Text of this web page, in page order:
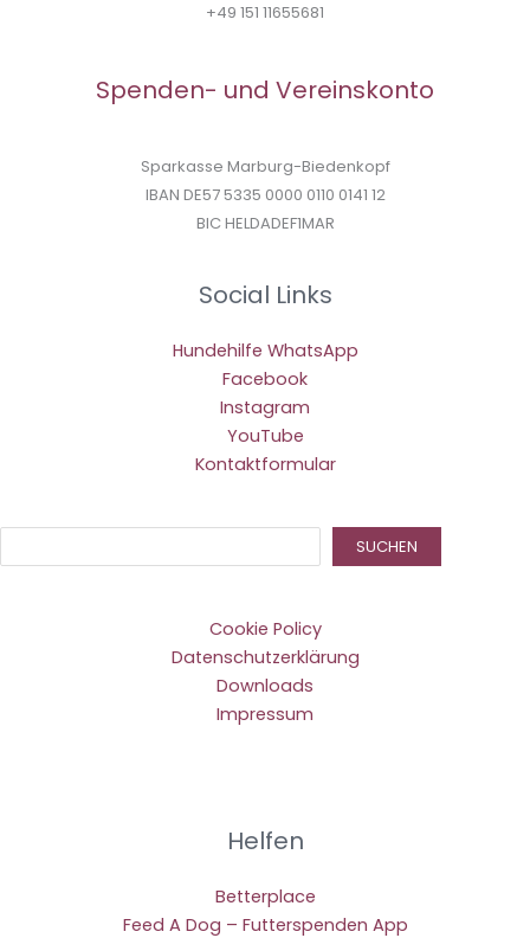
+49 151 11655681
Spenden- und Vereinskonto
Sparkasse Marburg-Biedenkopf
IBAN DE57 5335 0000 0110 0141 12
BIC HELDADEF1MAR
Social Links
Hundehilfe WhatsApp
Facebook
Instagram
YouTube
Kontaktformular
SUCHEN
Cookie Policy
Datenschutzerklärung
Downloads
Impressum
Helfen
Betterplace
Feed A Dog – Futterspenden App